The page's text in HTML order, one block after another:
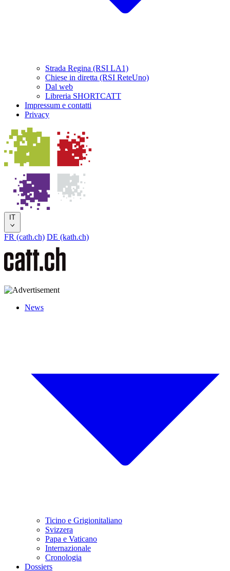
Strada Regina (RSI LA1)
Chiese in diretta (RSI ReteUno)
Dal web
Libreria SHORTCATT
Impressum e contatti
Privacy
IT
FR (cath.ch) DE (kath.ch)
News
Ticino e Grigionitaliano
Svizzera
Papa e Vaticano
Internazionale
Cronologia
Dossiers